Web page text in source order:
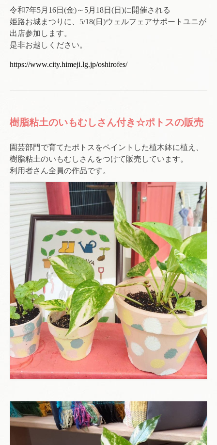
令和7年5月16日(金)～5月18日(日)に開催される
姫路お城まつりに、5/18(日)ウェルフェアサポートユニが
出店参加します。
是非お越しください。
https://www.city.himeji.lg.jp/oshirofes/
樹脂粘土のいもむしさん付き☆ポトスの販売
園芸部門で育てたポトスをペイントした植木鉢に植え、
樹脂粘土のいもむしさんをつけて販売しています。
利用者さん全員の作品です。